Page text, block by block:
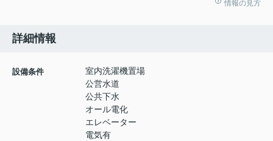
情報の見方
詳細情報
設備条件
室内洗濯機置場
公営水道
公共下水
オール電化
エレベーター
電気有